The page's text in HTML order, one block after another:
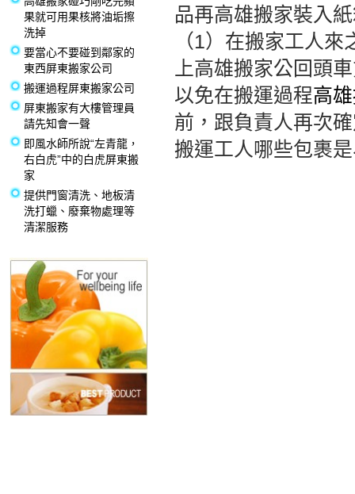
果就可用果核將油垢擦
洗掉
要當心不要碰到鄰家的
東西屏東搬家公司
搬運過程屏東搬家公司
屏東搬家有大樓管理員
請先知會一聲
即風水師所說“左青龍，
右白虎”中的白虎屏東搬
家
提供門窗清洗、地板清
洗打蠟、廢棄物處理等
清潔服務
品再高雄搬家裝入
（1）在搬家工人
上高雄搬家公回頭
以免在搬運過程高
前，跟負責人再次
搬運工人哪些包裹